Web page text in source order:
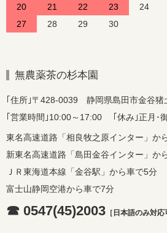
無農薬茶の杉本園
｢住所｣〒428-0039 静岡県島田市金谷猪
｢営業時間｣10:00～17:00 ｢休み｣正月･
東名高速道路「相良牧之原インター」か
新東名高速道路「島田金谷インター」か
ＪＲ東海道本線「金谷駅」から車で5分
富士山静岡空港から車で7分
☎ 0547(45)2003 ［日本語のみ対応
20
21 22 23 24
27
28 29 30